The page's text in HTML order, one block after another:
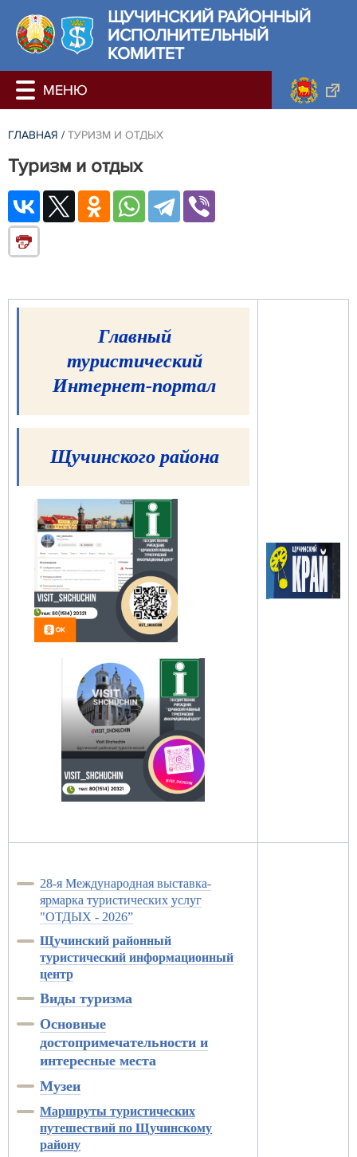
ЩУЧИНСКИЙ РАЙОННЫЙ
ИСПОЛНИТЕЛЬНЫЙ
КОМИТЕТ
ГЛАВНАЯ / ТУРИЗМ И ОТДЫХ
Туризм и отдых
Главный
туристический
Интернет-портал
Щучинского района
28-я Международная выставка-
ярмарка туристических услуг
"ОТДЫХ - 2026”
Щучинский районный
туристический информационный
центр
Виды туризма
Основные
достопримечательности и
интересные места
Музеи
Маршруты туристических
путешествий по Щучинскому
району